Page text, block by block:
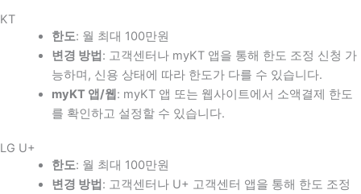
KT
한도: 월 최대 100만원
변경 방법 : 고객센터나 myKT 앱을 통해 한도 조정 신청 가
능하며, 신용 상태에 따라 한도가 다를 수 있습니다.
myKT 앱/웹 : myKT 앱 또는 웹사이트에서 소액결제 한도
를 확인하고 설정할 수 있습니다.
LG U+
한도: 월 최대 100만원
변경 방법 : 고객센터나 U+ 고객센터 앱을 통해 한도 조정